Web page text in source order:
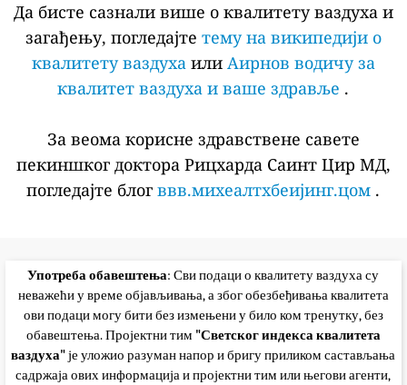
Да бисте сазнали више о квалитету ваздуха и
загађењу, погледајте тему на википедији о
квалитету ваздуха или Аирнов водичу за
квалитет ваздуха и ваше здравље .
За веома корисне здравствене савете
пекиншког доктора Рицхарда Саинт Цир МД,
погледајте блогввв.михеалтхбеијинг.цом .
Употреба обавештења: Сви подаци о квалитету ваздуха су
неважећи у време објављивања, а због обезбеђивања квалитета
ови подаци могу бити без измењени у било ком тренутку, без
обавештења. Пројектни тим "Светског индекса квалитета
ваздуха"је уложио разуман напор и бригу приликом састављања
садржаја ових информација и пројектни тим или његови агенти,